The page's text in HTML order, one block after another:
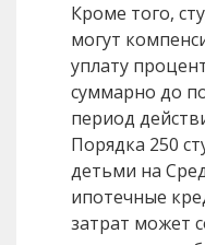
Кроме того,
могут
уплату
суммарно до
период
Порядка 250
детьми на
ипотечные
затрат может